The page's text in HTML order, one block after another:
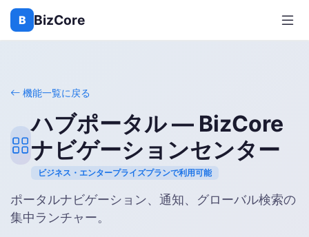
B BizCore
機能一覧に戻る
ハブポータル — BizCore
ナビゲーションセンター
ビジネス・エンタープライズプランで利用可能
ポータルナビゲーション、通知、グローバル検索の
集中ランチャー。